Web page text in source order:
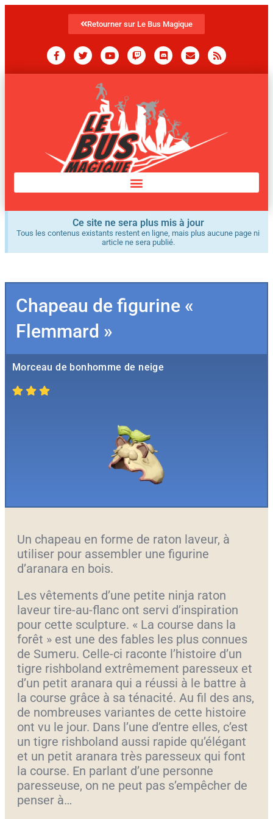
Retourner sur Le Bus Magique
Ce site ne sera plus mis à jour
Tous les contenus existants restent en ligne, mais plus aucune page ni
article ne sera publié.
Chapeau de figurine «
Flemmard »
Morceau de bonhomme de neige
Un chapeau en forme de raton laveur, à
utiliser pour assembler une figurine
d’aranara en bois.
Les vêtements d’une petite ninja raton
laveur tire-au-flanc ont servi d’inspiration
pour cette sculpture. « La course dans la
forêt » est une des fables les plus connues
de Sumeru. Celle-ci raconte l’histoire d’un
tigre rishboland extrêmement paresseux et
d’un petit aranara qui a réussi à le battre à
la course grâce à sa ténacité. Au fil des ans,
de nombreuses variantes de cette histoire
ont vu le jour. Dans l’une d’entre elles, c’est
un tigre rishboland aussi rapide qu’élégant
et un petit aranara très paresseux qui font
la course. En parlant d’une personne
paresseuse, on ne peut pas s’empêcher de
penser à…